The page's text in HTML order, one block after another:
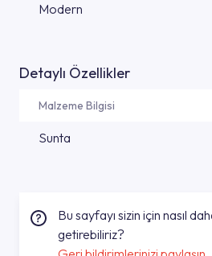
Modern
Detaylı Özellikler
Malzeme Bilgisi
Sunta
Bu sayfayı sizin için nasıl
getirebiliriz?